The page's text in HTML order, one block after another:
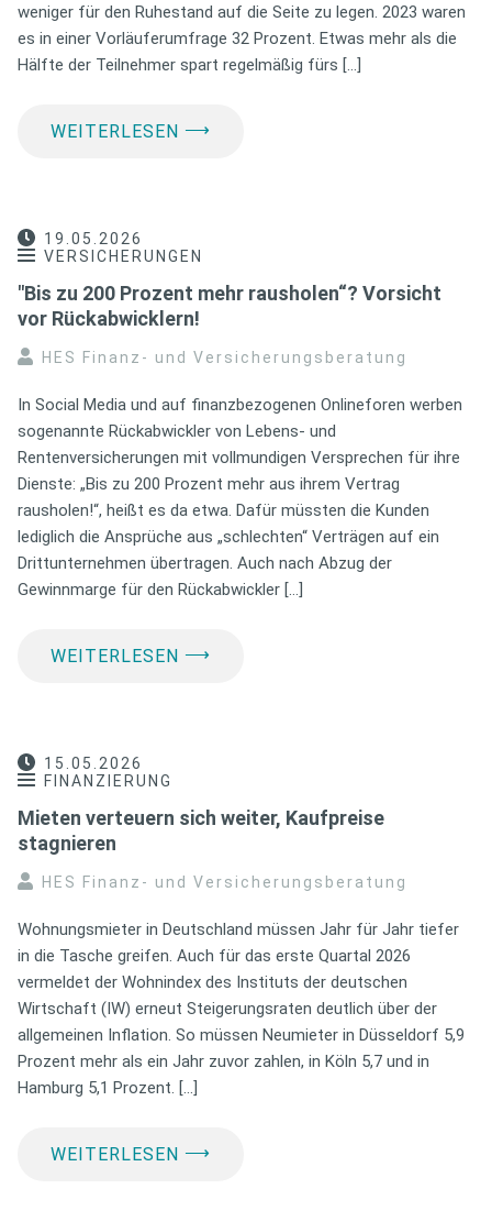
weniger für den Ruhestand auf die Seite zu legen. 2023 waren
es in einer Vorläuferumfrage 32 Prozent. Etwas mehr als die
Hälfte der Teilnehmer spart regelmäßig fürs […]
WEITERLESEN ⟶
19.05.2026
VERSICHERUNGEN
"Bis zu 200 Prozent mehr rausholen“? Vorsicht
vor Rückabwicklern!
HES Finanz- und Versicherungsberatung
In Social Media und auf finanzbezogenen Onlineforen werben
sogenannte Rückabwickler von Lebens- und
Rentenversicherungen mit vollmundigen Versprechen für ihre
Dienste: „Bis zu 200 Prozent mehr aus ihrem Vertrag
rausholen!“, heißt es da etwa. Dafür müssten die Kunden
lediglich die Ansprüche aus „schlechten“ Verträgen auf ein
Drittunternehmen übertragen. Auch nach Abzug der
Gewinnmarge für den Rückabwickler […]
WEITERLESEN ⟶
15.05.2026
FINANZIERUNG
Mieten verteuern sich weiter, Kaufpreise
stagnieren
HES Finanz- und Versicherungsberatung
Wohnungsmieter in Deutschland müssen Jahr für Jahr tiefer
in die Tasche greifen. Auch für das erste Quartal 2026
vermeldet der Wohnindex des Instituts der deutschen
Wirtschaft (IW) erneut Steigerungsraten deutlich über der
allgemeinen Inflation. So müssen Neumieter in Düsseldorf 5,9
Prozent mehr als ein Jahr zuvor zahlen, in Köln 5,7 und in
Hamburg 5,1 Prozent. […]
WEITERLESEN ⟶